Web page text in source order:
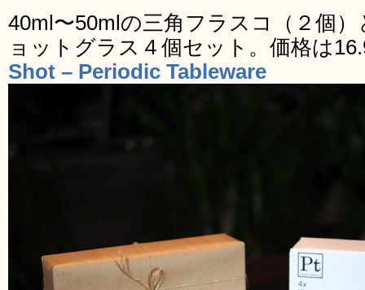
40ml〜50mlの三角フラスコ（２個
ョットグラス４個セット。価格は
Shot – Periodic Tableware